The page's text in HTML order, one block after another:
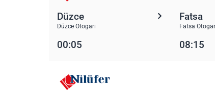
Düzce
Düzce Otogarı
Fatsa
Fatsa
00:05 08:15